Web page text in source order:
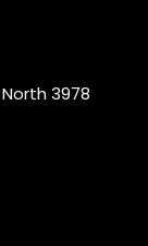
3978